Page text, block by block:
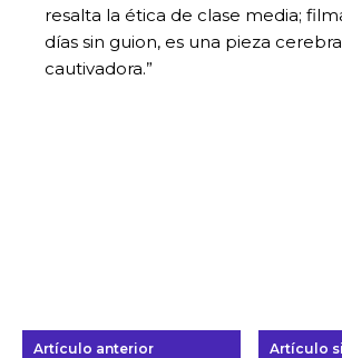
resalta la ética de clase media;
días sin guion, es una pieza
cautivadora.”
Artículo anterior Artículo